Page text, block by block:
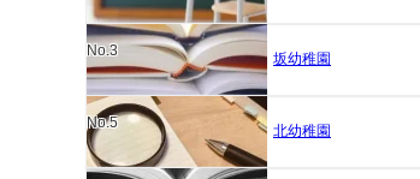
No.3
坂幼稚園
No.5
北幼稚園